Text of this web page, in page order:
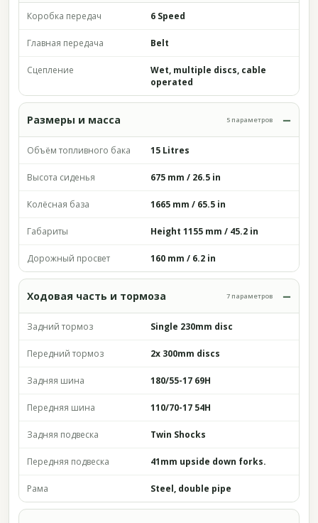
Коробка передач 6 Speed
Главная передача Belt
Сцепление
Wet, multiple discs, cable
operated
Размеры и масса 5 параметров
Объём топливного бака 15 Litres
Высота сиденья 675 mm / 26.5 in
Колёсная база 1665 mm / 65.5 in
Габариты Height 1155 mm / 45.2 in
Дорожный просвет 160 mm / 6.2 in
Ходовая часть и тормоза 7 параметров
Задний тормоз Single 230mm disc
Передний тормоз 2x 300mm discs
Задняя шина 180/55-17 69H
Передняя шина 110/70-17 54H
Задняя подвеска Twin Shocks
Передняя подвеска 41mm upside down forks.
Рама Steel, double pipe